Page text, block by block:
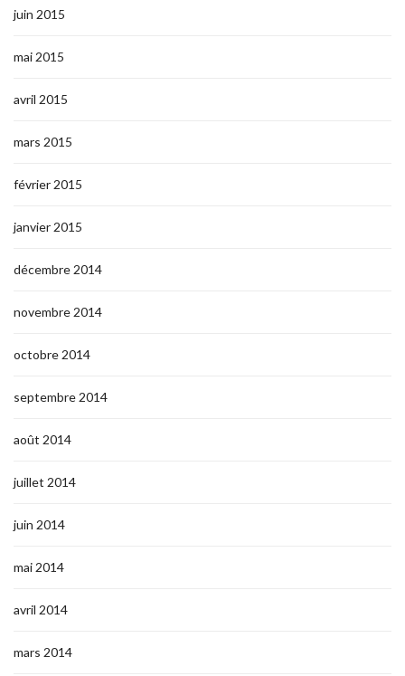
juin 2015
mai 2015
avril 2015
mars 2015
février 2015
janvier 2015
décembre 2014
novembre 2014
octobre 2014
septembre 2014
août 2014
juillet 2014
juin 2014
mai 2014
avril 2014
mars 2014